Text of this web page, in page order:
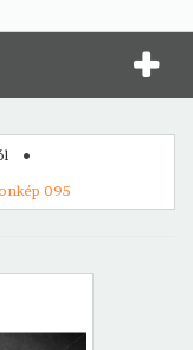
095